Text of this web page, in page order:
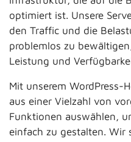
optimiert ist. Unsere
den Traffic und die
problemlos zu
Leistung und
Mit unserem WordPress-
aus einer Vielzahl von
Funktionen auswählen,
einfach zu gestalten. Wir